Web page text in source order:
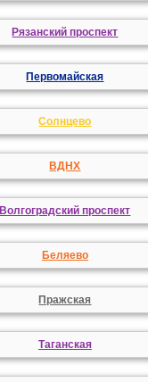
Рязанский проспект
Первомайская
Солнцево
ВДНХ
Волгоградский проспект
Беляево
Пражская
Таганская